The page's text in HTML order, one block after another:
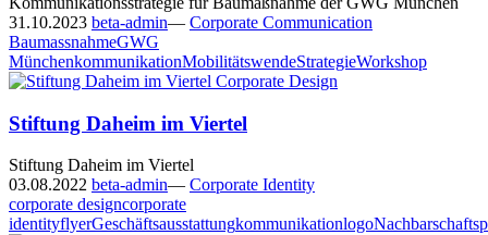
31.10.2023 beta-admin— Corporate Communication
BaumassnahmeGWG
MünchenkommunikationMobilitätswendeStrategieWorkshop
Stiftung Daheim im Viertel
Stiftung Daheim im Viertel
03.08.2022 beta-admin— Corporate Identity
corporate designcorporate
identityflyerGeschäftsausstattungkommunikationlogo